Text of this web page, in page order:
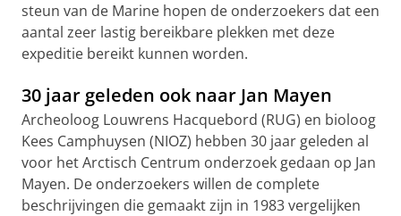
steun van de Marine hopen de onderzoekers dat een
aantal zeer lastig bereikbare plekken met deze
expeditie bereikt kunnen worden.
30 jaar geleden ook naar Jan Mayen
Archeoloog Louwrens Hacquebord (RUG) en bioloog
Kees Camphuysen (NIOZ) hebben 30 jaar geleden al
voor het Arctisch Centrum onderzoek gedaan op Jan
Mayen. De onderzoekers willen de complete
beschrijvingen die gemaakt zijn in 1983 vergelijken